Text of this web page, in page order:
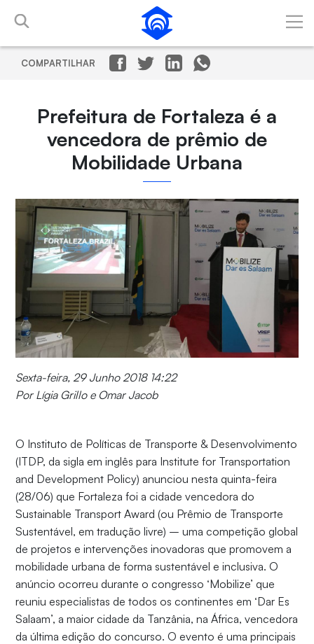
Pular para o Conteúdo principal
COMPARTILHAR
Prefeitura de Fortaleza é a
vencedora de prêmio de
Mobilidade Urbana
Sexta-feira, 29 Junho 2018 14:22
Por Lígia Grillo e Omar Jacob
O Instituto de Políticas de Transporte & Desenvolvimento
(ITDP, da sigla em inglês para Institute for Transportation
and Development Policy) anunciou nesta quinta-feira
(28/06) que Fortaleza foi a cidade vencedora do
Sustainable Transport Award (ou Prêmio de Transporte
Sustentável, em tradução livre) – uma competição global
de projetos e intervenções inovadoras que promovem a
mobilidade urbana de forma sustentável e inclusiva. O
anúncio ocorreu durante o congresso ‘Mobilize’ que
reuniu especialistas de todos os continentes em ‘Dar Es
Salaam’, a maior cidade da Tanzânia, na África, vencedora
da última edição do concurso. O evento é uma principais